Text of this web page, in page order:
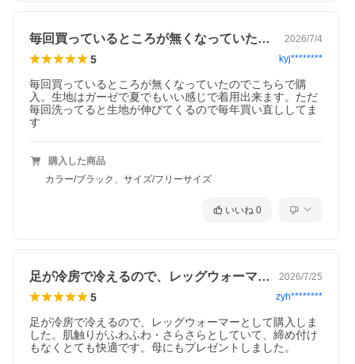
毎回買っているところが無くなっていたの… 2026/7/4
5 kyj********
毎回買っているところが無くなっていたのでこちらで購
入。生地はガーゼで夏でもいい感じで着用出来ます。ただ
毎回洗ってると生地が伸びてくるので毎年買い直ししてま
す
購入した商品
カラー/ブラック、サイズ/フリーサイズ
いいね 0
足が冷房で冷えるので、レッグウォーマー… 2026/7/25
5 zyh********
足が冷房で冷えるので、レッグウォーマーとして購入しま
した。肌触りがふわふわ・さらさらとしていて、締め付け
もなくとても快適です。母にもプレゼントしました。